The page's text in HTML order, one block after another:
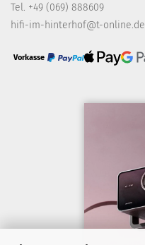
Tel. +49 (069) 888609
hifi-im-hinterhof@t-online.de
Vorkasse